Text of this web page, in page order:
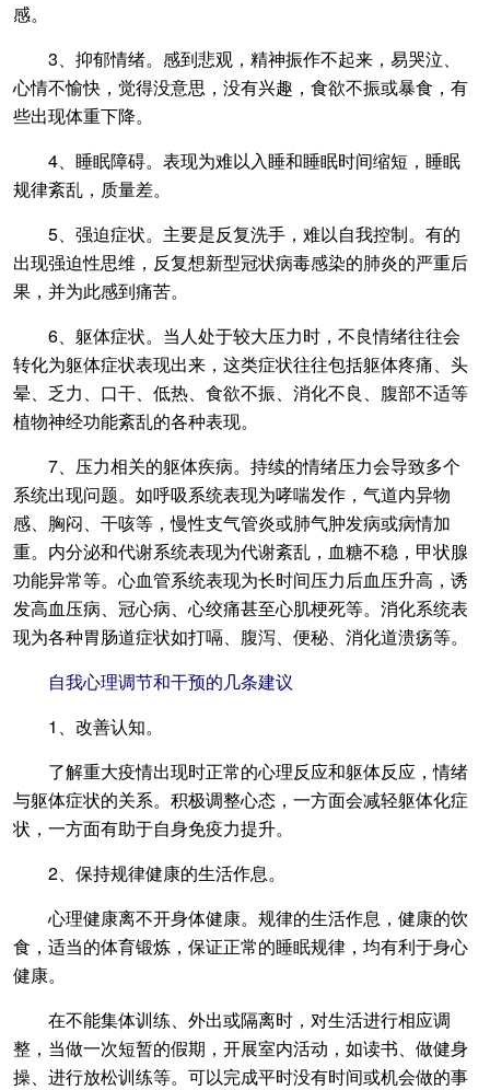
感。
3、抑郁情绪。感到悲观，精神振作不起来，易哭泣、
心情不愉快，觉得没意思，没有兴趣，食欲不振或暴食，有
些出现体重下降。
4、睡眠障碍。表现为难以入睡和睡眠时间缩短，睡眠
规律紊乱，质量差。
5、强迫症状。主要是反复洗手，难以自我控制。有的
出现强迫性思维，反复想新型冠状病毒感染的肺炎的严重后
果，并为此感到痛苦。
6、躯体症状。当人处于较大压力时，不良情绪往往会
转化为躯体症状表现出来，这类症状往往包括躯体疼痛、头
晕、乏力、口干、低热、食欲不振、消化不良、腹部不适等
植物神经功能紊乱的各种表现。
7、压力相关的躯体疾病。持续的情绪压力会导致多个
系统出现问题。如呼吸系统表现为哮喘发作，气道内异物
感、胸闷、干咳等，慢性支气管炎或肺气肿发病或病情加
重。内分泌和代谢系统表现为代谢紊乱，血糖不稳，甲状腺
功能异常等。心血管系统表现为长时间压力后血压升高，诱
发高血压病、冠心病、心绞痛甚至心肌梗死等。消化系统表
现为各种胃肠道症状如打嗝、腹泻、便秘、消化道溃疡等。
自我心理调节和干预的几条建议
1、改善认知。
了解重大疫情出现时正常的心理反应和躯体反应，情绪
与躯体症状的关系。积极调整心态，一方面会减轻躯体化症
状，一方面有助于自身免疫力提升。
2、保持规律健康的生活作息。
心理健康离不开身体健康。规律的生活作息，健康的饮
食，适当的体育锻炼，保证正常的睡眠规律，均有利于身心
健康。
在不能集体训练、外出或隔离时，对生活进行相应调
整，当做一次短暂的假期，开展室内活动，如读书、做健身
操、进行放松训练等。可以完成平时没有时间或机会做的事